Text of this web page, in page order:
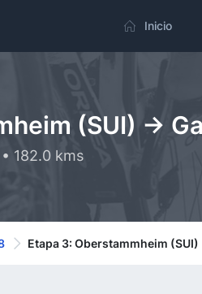
Inicio
(SUI) ->
182.0 kms
Etapa 3: Oberstammheim